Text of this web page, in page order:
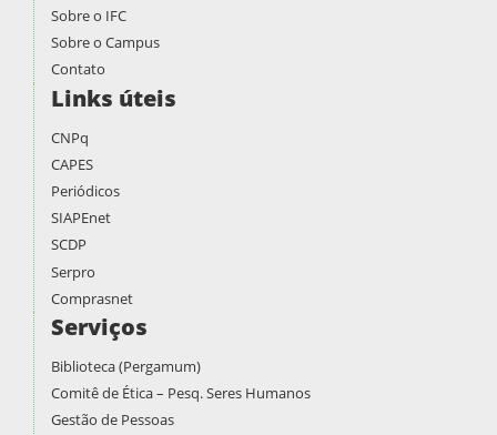
Sobre o IFC
Sobre o Campus
Contato
Links úteis
CNPq
CAPES
Periódicos
SIAPEnet
SCDP
Serpro
Comprasnet
Serviços
Biblioteca (Pergamum)
Comitê de Ética – Pesq. Seres Humanos
Gestão de Pessoas